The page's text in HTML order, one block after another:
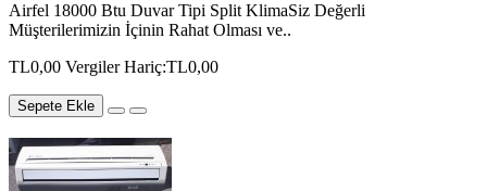
Airfel 18000 Btu Duvar Tipi Split KlimaSiz Değerli
Müşterilerimizin İçinin Rahat Olması ve..
TL0,00 Vergiler Hariç:TL0,00
Sepete Ekle